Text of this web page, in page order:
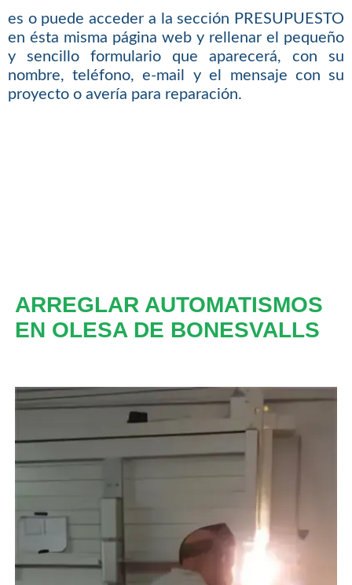
es o puede acceder a la sección PRESUPUESTO
en ésta misma página web y rellenar el pequeño
y sencillo formulario que aparecerá, con su
nombre, teléfono, e-mail y el mensaje con su
proyecto o avería para reparación.
ARREGLAR AUTOMATISMOS
EN OLESA DE BONESVALLS